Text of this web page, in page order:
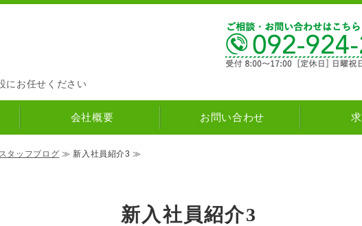
｜筑紫野市の新築・注文住宅・
にお任せください
会社概要 お問い合わせ
スタッフブログ ≫ 新入社員紹介3 ≫
新入社員紹介3